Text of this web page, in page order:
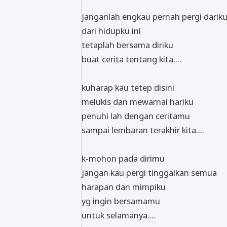
janganlah engkau pernah pergi dariku
dari hidupku ini
tetaplah bersama diriku
buat cerita tentang kita....
kuharap kau tetep disini
melukis dan mewarnai hariku
penuhi lah dengan ceritamu
sampai lembaran terakhir kita....
k-mohon pada dirimu
jangan kau pergi tinggalkan semua
harapan dan mimpiku
yg ingin bersamamu
untuk selamanya....